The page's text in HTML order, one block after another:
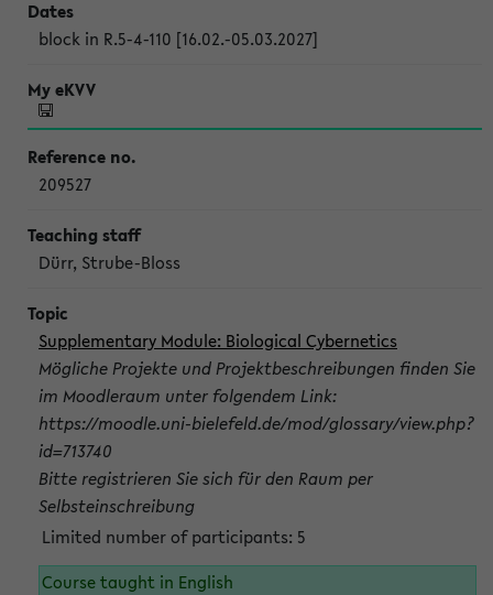
block in R.5-4-110 [16.02.-05.03.2027]
209527
Dürr, Strube-Bloss
Supplementary Module: Biological Cybernetics
Mögliche Projekte und Projektbeschreibungen finden Sie
im Moodleraum unter folgendem Link:
https://moodle.uni-bielefeld.de/mod/glossary/view.php?
id=713740
Bitte registrieren Sie sich für den Raum per
Selbsteinschreibung
Limited number of participants: 5
Course taught in English